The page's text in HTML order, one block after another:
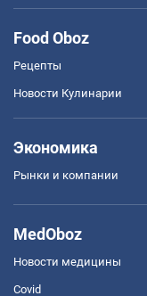
Food Oboz
Рецепты
Новости Кулинарии
Экономика
Рынки и компании
MedOboz
Новости медицины
Covid